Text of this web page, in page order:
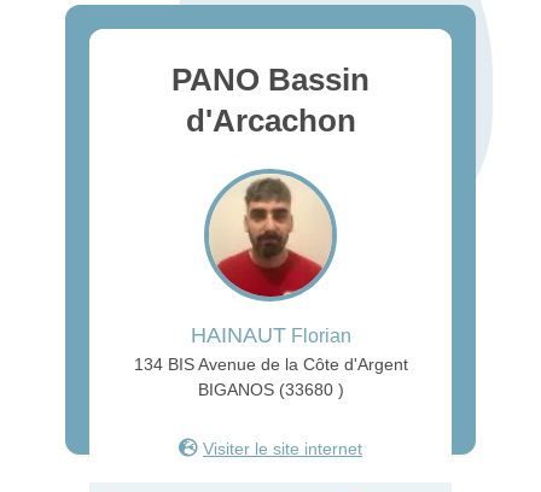
PANO Bassin
d'Arcachon
HAINAUTFlorian
134 BIS Avenue de la Côte d'Argent
BIGANOS (33680 )
Visiter le site internet